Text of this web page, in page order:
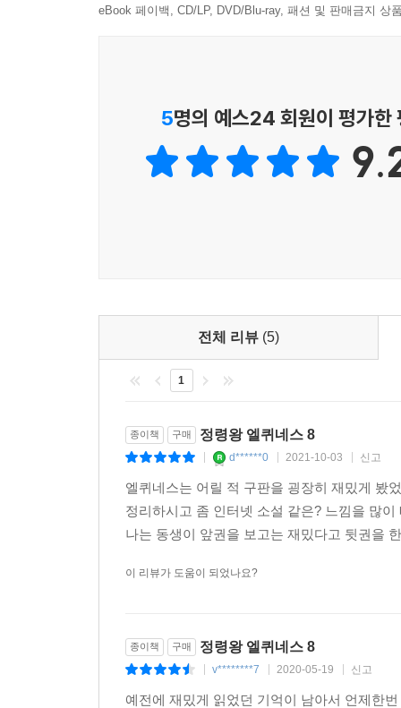
엘뤼엔이 손을 움직이는 것을 보고 나는 반사적
eBook 페이백, CD/LP, DVD/Blu-ray, 패션 및 판매금지 상
5명의 예스24 회원이 평가한
전체 리뷰 (5)
1
종이책 구매 정령왕 엘퀴네스 8
d******0 2021-10-03 신고
엘퀴네스는 어릴 적 구판을 굉장히 재밌게 봤
정리하시고 좀 인터넷 소설 같은? 느낌을 많
나는 동생이 앞권을 보고는 재밌다고 뒷권을
이 리뷰가 도움이 되었나요?
종이책 구매 정령왕 엘퀴네스 8
v********7 2020-05-19 신고
예전에 재밌게 읽었던 기억이 남아서 언제한